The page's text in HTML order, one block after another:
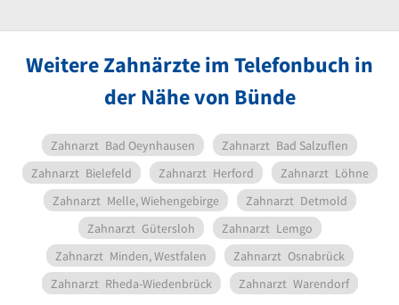
Weitere Zahnärzte im Telefonbuch in
der Nähe von Bünde
Zahnarzt Bad Oeynhausen Zahnarzt Bad Salzuflen
Zahnarzt Bielefeld Zahnarzt Herford Zahnarzt Löhne
Zahnarzt Melle, Wiehengebirge Zahnarzt Detmold
Zahnarzt Gütersloh Zahnarzt Lemgo
Zahnarzt Minden, Westfalen Zahnarzt Osnabrück
Zahnarzt Rheda-Wiedenbrück Zahnarzt Warendorf